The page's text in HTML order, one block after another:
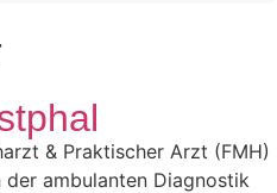
& Praktischer Arzt (FMH)
ambulanten Diagnostik